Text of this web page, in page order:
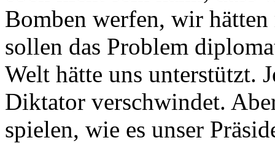
Bomben werfen, wir
sollen das Problem
Welt hätte uns unterstützt.
Diktator verschwindet.
spielen, wie es unser